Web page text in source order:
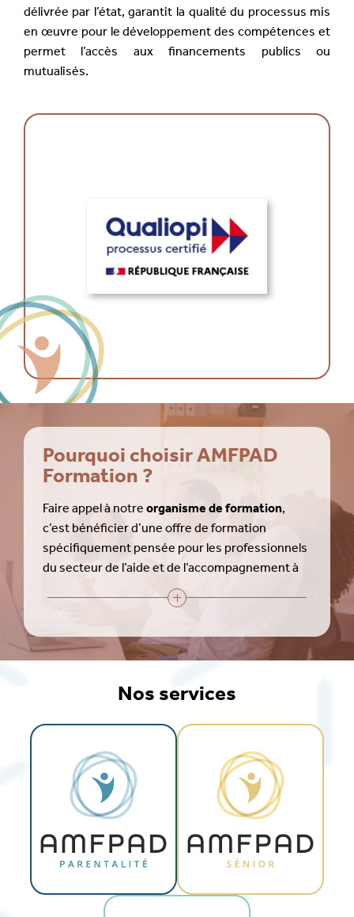
délivrée par l’état, garantit la qualité du processus mis
en œuvre pour le développement des compétences et
permet l’accès aux financements publics ou
mutualisés.
Pourquoi choisir AMFPAD
Formation ?
Faire appel à notreorganisme de formation,
c’est bénéficier d’une offre de formation
spécifiquement pensée pour les professionnels
du secteur de l’aide et de l’accompagnement à
Des formations « action » alternant des
mise en pratique terrain
Des formations personnalisables,
ajustables en fonction de vos priorités
Une équipe de formateurs « experts »
composée de professionnels de terrain qui
maîtrisent les spécificités du domicile
La possibilité de formation au sein de nos
trois sites (ou dans vos locaux ) A voir si on
le propose
Nos services